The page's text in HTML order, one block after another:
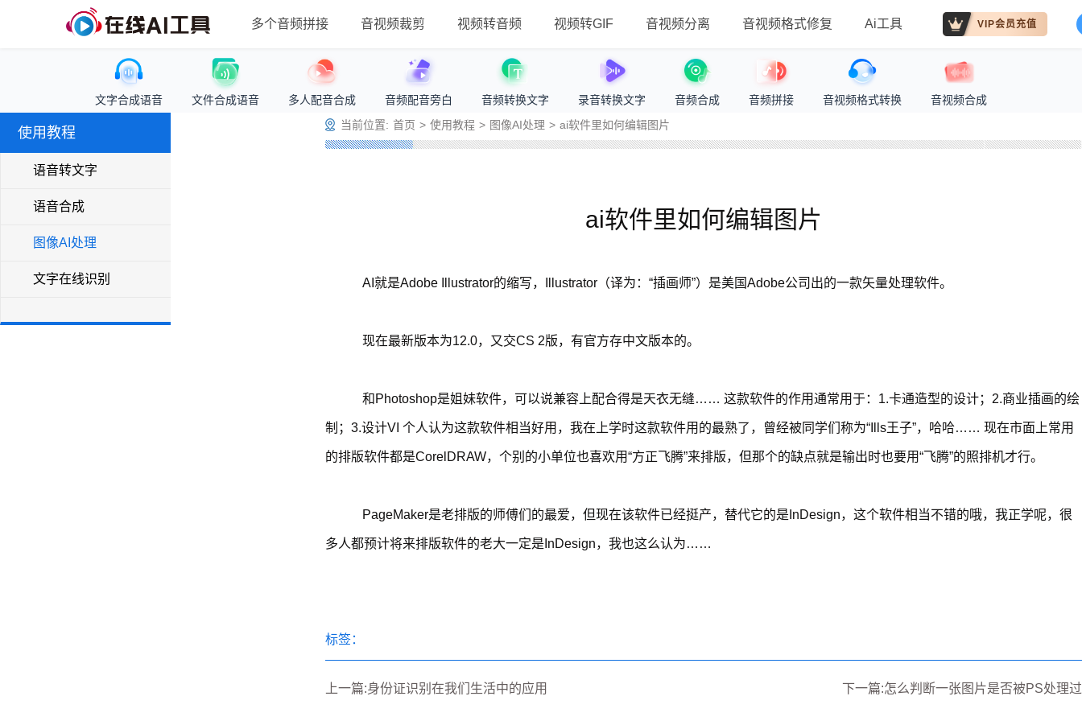
多个音频拼接 音视频裁剪 视频转音频 视频转GIF 音视频分离 音视频格式修复 Ai工具 VIP会员充值
文字合成语音 文件合成语音 多人配音合成 音频配音旁白 音频转换文字 录音转换文字 音频合成 音频拼接 音视频格式转换 音视频合成
使用教程
语音转文字
语音合成
图像AI处理
文字在线识别
当前位置: 首页 > 使用教程 > 图像AI处理 > ai软件里如何编辑图片
ai软件里如何编辑图片
AI就是Adobe Illustrator的缩写，Illustrator（译为：“插画师”）是美国Adobe公司出的一款矢量处理软件。
现在最新版本为12.0，又交CS 2版，有官方存中文版本的。
和Photoshop是姐妹软件，可以说兼容上配合得是天衣无缝…… 这款软件的作用通常用于：1.卡通造型的设计；2.商业插画的绘
制；3.设计VI 个人认为这款软件相当好用，我在上学时这款软件用的最熟了，曾经被同学们称为“Ills王子”，哈哈…… 现在市面上常用
的排版软件都是CorelDRAW，个别的小单位也喜欢用“方正飞腾”来排版，但那个的缺点就是输出时也要用“飞腾”的照排机才行。
PageMaker是老排版的师傅们的最爱，但现在该软件已经挺产，替代它的是InDesign，这个软件相当不错的哦，我正学呢，很
多人都预计将来排版软件的老大一定是InDesign，我也这么认为……
标签：
上一篇:身份证识别在我们生活中的应用 下一篇:怎么判断一张图片是否被PS处理过